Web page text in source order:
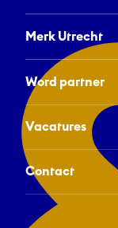
Merk Utrecht
Word partner
Vacatures
Contact